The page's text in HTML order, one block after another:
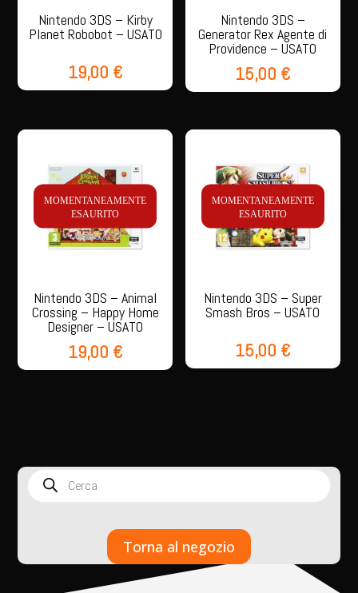
Nintendo 3DS – Kirby
Planet Robobot – USATO
19,00 €
Nintendo 3DS –
Generator Rex Agente di
Providence – USATO
15,00 €
MOMENTANEAMENTE
ESAURITO
Nintendo 3DS – Animal
Crossing – Happy Home
Designer – USATO
19,00 €
MOMENTANEAMENTE
ESAURITO
Nintendo 3DS – Super
Smash Bros – USATO
15,00 €
search
Torna al negozio